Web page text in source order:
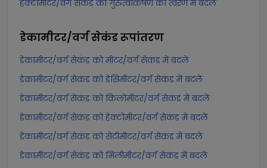
हेक्टोमीटर/वर्ग सेकंड को गुरुत्वाकर्षण का त्वरण में बदलें
डेकामीटर/वर्ग सेकंडरूपांतरण
डेकामीटर/वर्ग सेकंड को मीटर/वर्ग सेकंड में बदलें
डेकामीटर/वर्ग सेकंड को डेसिमीटर/वर्ग सेकंड में बदलें
डेकामीटर/वर्ग सेकंड को किलोमीटर/वर्ग सेकंड में बदलें
डेकामीटर/वर्ग सेकंड को हेक्टोमीटर/वर्ग सेकंड में बदलें
डेकामीटर/वर्ग सेकंड को सेंटीमीटर/वर्ग सेकंड में बदलें
डेकामीटर/वर्ग सेकंड को मिलीमीटर/वर्ग सेकंड में बदलें